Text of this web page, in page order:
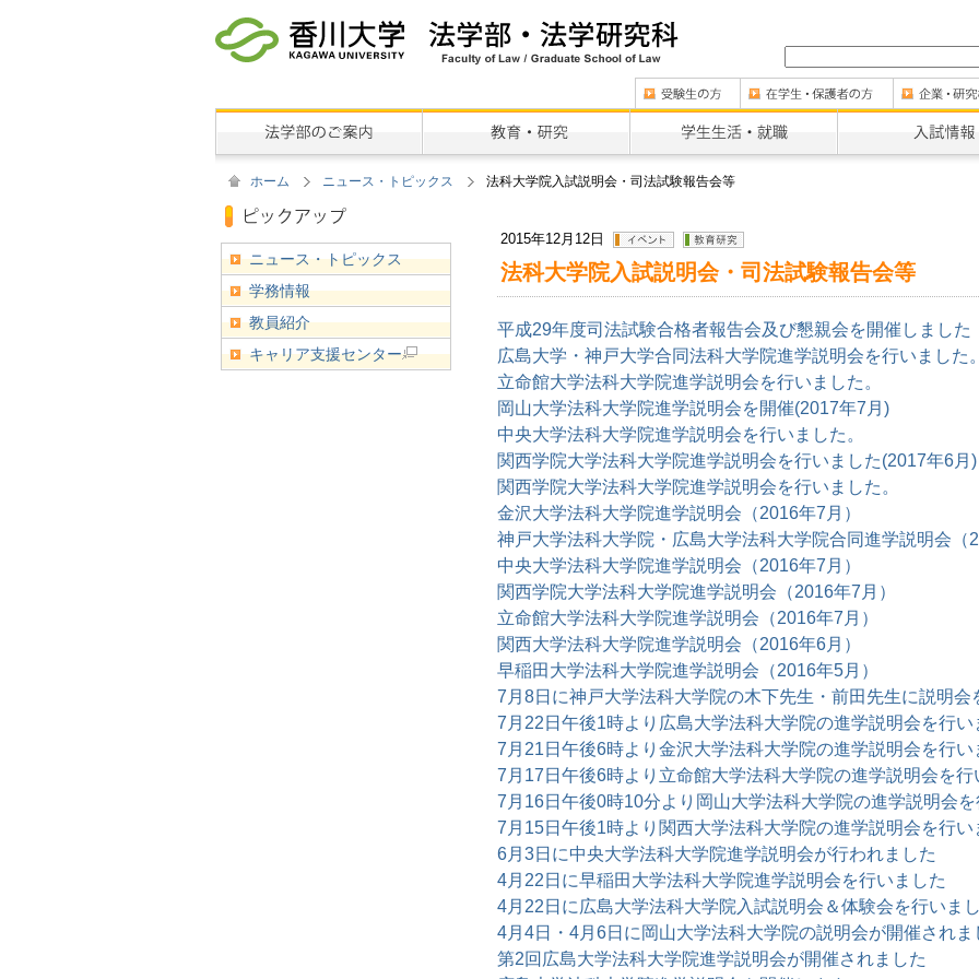
ホーム ニュース・トピックス 法科大学院入試説明会・司法試験報告会等
2015年12月12日
法科大学院入試説明会・司法試験報告会等
平成29年度司法試験合格者報告会及び懇親会を開催しました
広島大学・神戸大学合同法科大学院進学説明会を行いました
立命館大学法科大学院進学説明会を行いました。
岡山大学法科大学院進学説明会を開催(2017年7月)
中央大学法科大学院進学説明会を行いました。
関西学院大学法科大学院進学説明会を行いました(2017年6月)
関西学院大学法科大学院進学説明会を行いました。
金沢大学法科大学院進学説明会（2016年7月）
神戸大学法科大学院・広島大学法科大学院合同進学説明会（
中央大学法科大学院進学説明会（2016年7月）
関西学院大学法科大学院進学説明会（2016年7月）
立命館大学法科大学院進学説明会（2016年7月）
関西大学法科大学院進学説明会（2016年6月）
早稲田大学法科大学院進学説明会（2016年5月）
7月8日に神戸大学法科大学院の木下先生・前田先生に説明会
7月22日午後1時より広島大学法科大学院の進学説明会を行い
7月21日午後6時より金沢大学法科大学院の進学説明会を行い
7月17日午後6時より立命館大学法科大学院の進学説明会を行
7月16日午後0時10分より岡山大学法科大学院の進学説明会
7月15日午後1時より関西大学法科大学院の進学説明会を行い
6月3日に中央大学法科大学院進学説明会が行われました
4月22日に早稲田大学法科大学院進学説明会を行いました
4月22日に広島大学法科大学院入試説明会＆体験会を行いま
4月4日・4月6日に岡山大学法科大学院の説明会が開催されま
第2回広島大学法科大学院進学説明会が開催されました
ニュース・トピックス
学務情報
教員紹介
キャリア支援センター